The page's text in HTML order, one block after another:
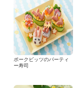
ポークビッツのパーティ
ー寿司